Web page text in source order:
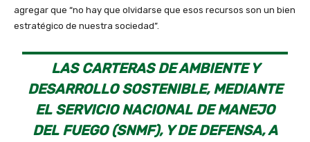
agregar que “no hay que olvidarse que esos recursos son un bien
estratégico de nuestra sociedad”.
LAS CARTERAS DE AMBIENTE Y
DESARROLLO SOSTENIBLE, MEDIANTE
EL SERVICIO NACIONAL DE MANEJO
DEL FUEGO (SNMF), Y DE DEFENSA, A